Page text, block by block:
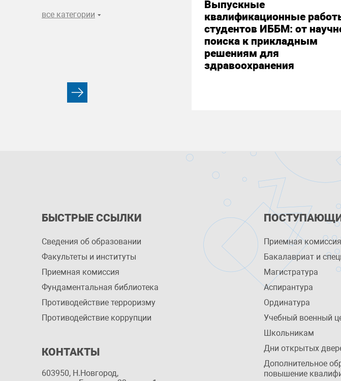
все категории
Выпускные
квалификационные
студентов ИББМ: от
поиска к прикладным
решениям для
здравоохранения
БЫСТРЫЕ ССЫЛКИ
Сведения об образовании
Факультеты и институты
Приемная комиссия
Фундаментальная библиотека
Противодействие терроризму
Противодействие коррупции
КОНТАКТЫ
603950, Н.Новгород,
Приемная
Бакалавриат и
Магистратура
Аспирантура
Ординатура
Учебный военный
Школьникам
Дни открытых
Дополнительное
повышение